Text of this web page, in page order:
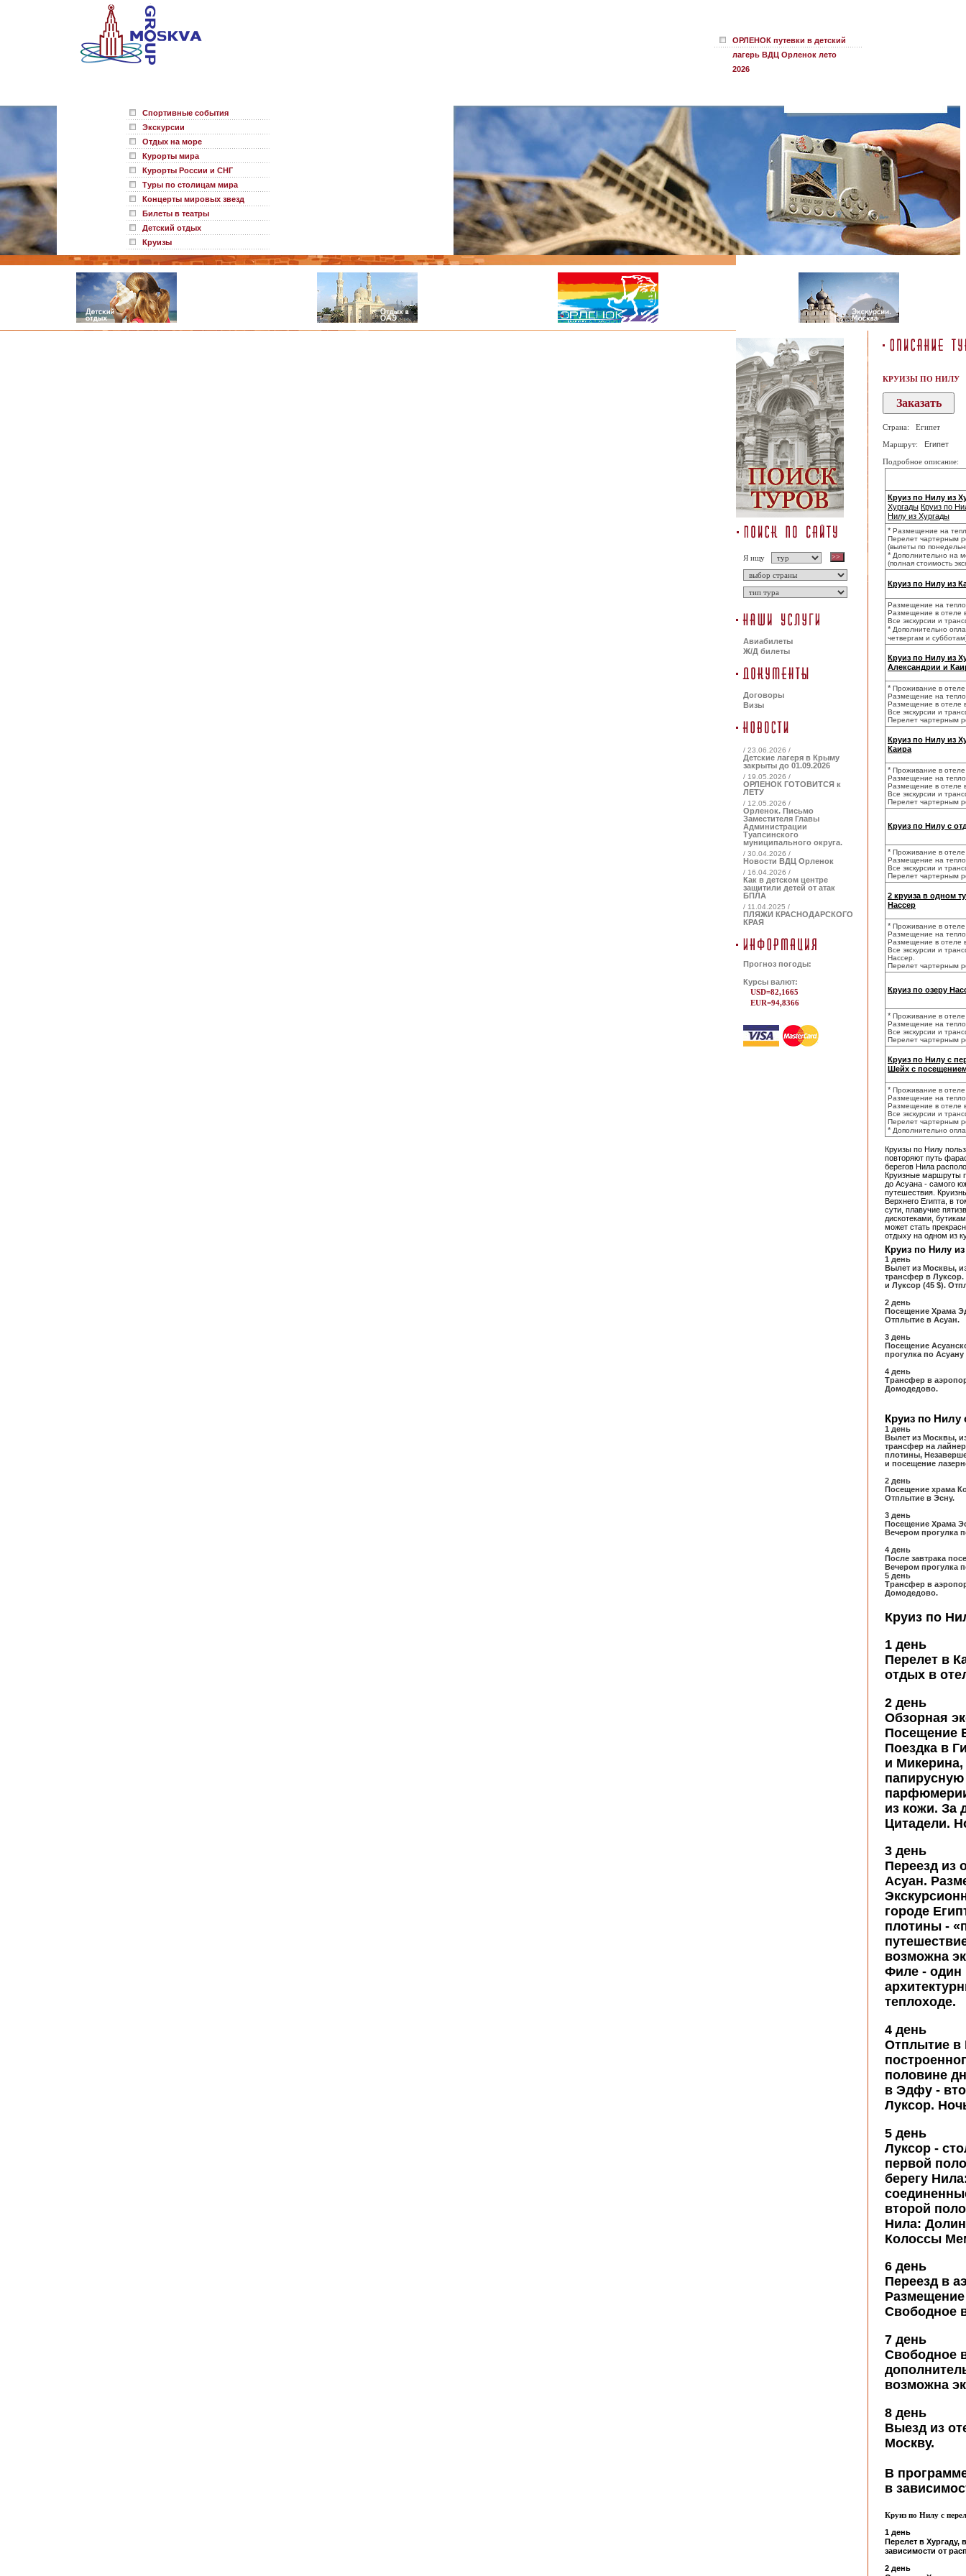
ОРЛЕНОК путевки в детский
лагерь ВДЦ Орленок лето
2026
Спортивные события
Экскурсии
Отдых на море
Курорты мира
Курорты России и СНГ
Туры по столицам мира
Концерты мировых звезд
Билеты в театры
Детский отдых
Круизы
Я ищу
Авиабилеты
Ж/Д билеты
Договоры
Визы
/ 23.06.2026 /
Детские лагеря в Крыму
закрыты до 01.09.2026
/ 19.05.2026 /
ОРЛЕНОК ГОТОВИТСЯ к
ЛЕТУ
/ 12.05.2026 /
Орленок. Письмо
Заместителя Главы
Администрации
Туапсинского
муниципального округа.
/ 30.04.2026 /
Новости ВДЦ Орленок
/ 16.04.2026 /
Как в детском центре
защитили детей от атак
БПЛА
/ 11.04.2025 /
ПЛЯЖИ КРАСНОДАРСКОГО
КРАЯ
Прогноз погоды:
Курсы валют:
USD=82,1665
EUR=94,8366
КРУИЗЫ ПО НИЛУ
Страна: Египет
Маршрут: Египет
Подробное описание:
Круиз по Нилу из
Хургады Круиз по
Нилу из Хургады
* Размещение на
Перелет чартерным
(вылеты по
* Дополнительно на
(полная стоимость
Круиз по Нилу из
Размещение на
Размещение в отеле
Все экскурсии и
* Дополнительно
четвергам и
Круиз по Нилу из
Александрии и
* Проживание в
Размещение на
Размещение в отеле
Все экскурсии и
Перелет чартерным
Круиз по Нилу из
Каира
* Проживание в
Размещение на
Размещение в отеле
Все экскурсии и
Перелет чартерным
Круиз по Нилу с
* Проживание в
Размещение на
Все экскурсии и
Перелет чартерным
2 круиза в одном
Нассер
* Проживание в
Размещение на
Размещение в отеле
Все экскурсии и
Нассер.
Перелет чартерным
Круиз по озеру
* Проживание в
Размещение на
Все экскурсии и
Перелет чартерным
Круиз по Нилу c
Шейх с
* Проживание в
Размещение на
Размещение в отеле
Все экскурсии и
Перелет чартерным
* Дополнительно
Круизы по Нилу
повторяют путь
берегов Нила
Круизные маршруты
до Асуана - самого
путешествия.
Верхнего Египта, в
сути, плавучие
дискотеками,
может стать
отдыху на одном из
Круиз по Нилу
1 день
Вылет из Москвы,
трансфер в
и Луксор (45 $).
2 день
Посещение Храма
Отплытие в Асуан.
3 день
Посещение
прогулка по
4 день
Трансфер в
Домодедово.
Круиз по Нилу
1 день
Вылет из Москвы,
трансфер на
плотины,
и посещение
2 день
Посещение храма
Отплытие в Эсну.
3 день
Посещение Храма
Вечером прогулка
4 день
После завтрака
Вечером прогулка
5 день
Трансфер в
Домодедово.
Круиз по
1 день
Перелет в
отдых в
2 день
Обзорная
Посещение
Поездка в
и
из кожи. За
Цитадели.
3 день
Переезд из
Асуан.
городе
плотины -
возможна
Филе - один
теплоходе.
4 день
Отплытие
половине
в Эдфу -
Луксор.
5 день
Луксор -
первой
берегу
второй
Нила:
Колоссы
6 день
Переезд в
Свободное
7 день
Свободное
возможна
8 день
Выезд из
Москву.
В
в
Круиз по Нилу с
1 день
Перелет в Хургаду,
зависимости от
2 день